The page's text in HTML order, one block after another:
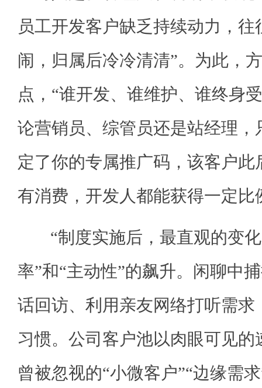
员工开发客户缺乏持续动力，往
闹，归属后冷冷清清”。为此，
点，“谁开发、谁维护、谁终身
论营销员、综管员还是站经理，
定了你的专属推广码，该客户
有消费，开发人都能获得一定比
“制度实施后，最直观的变化
率”和“主动性”的飙升。闲聊中
话回访、利用亲友网络打听需求
习惯。公司客户池以肉眼可见
曾被忽视的“小微客户”“边缘需